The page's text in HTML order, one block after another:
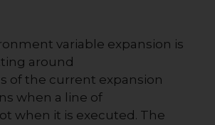
variable expansion is
around
of the current expansion
when a line of
when it is executed. The